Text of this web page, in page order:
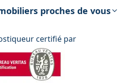
énergétiqueproches de vous
certifié par